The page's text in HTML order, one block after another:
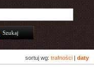
sortuj wg: trafności daty